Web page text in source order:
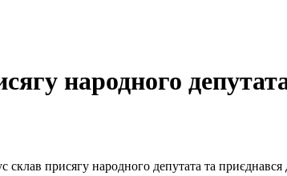
народного
присягу народного депутата та приєднався